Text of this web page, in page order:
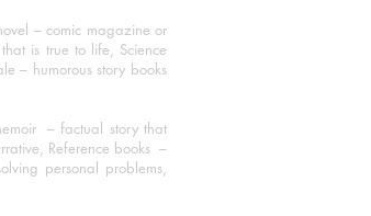
– comic magazine or
is true to life, Science
– humorous story books
– factual story that
Reference books –
personal problems,